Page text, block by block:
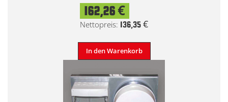
162,26 €
136,35 €
In den Warenkorb